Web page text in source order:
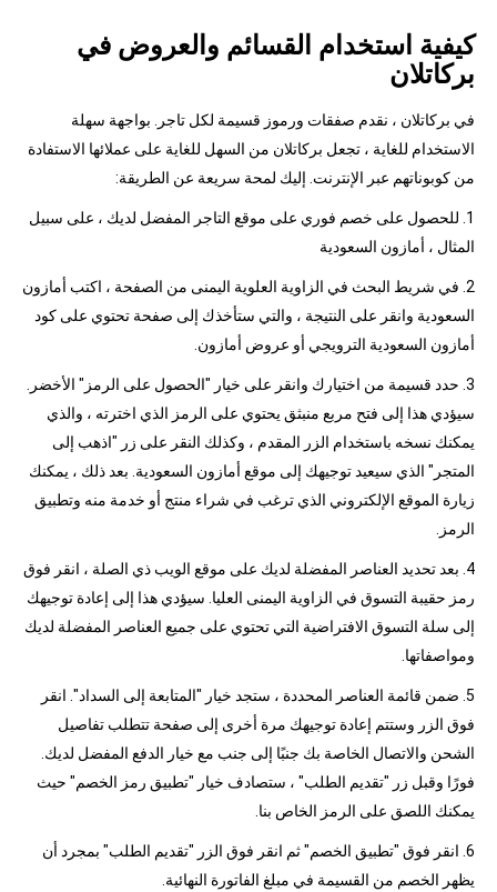
كيفية استخدام القسائم والعروض في
بركاتلان
في بركاتلان ، نقدم صفقات ورموز قسيمة لكل تاجر. بواجهة سهلة
الاستخدام للغاية ، تجعل بركاتلان من السهل للغاية على عملائها الاستفادة
من كوبوناتهم عبر الإنترنت. إليك لمحة سريعة عن الطريقة:
1. للحصول على خصم فوري على موقع التاجر المفضل لديك ، على سبيل
المثال ، أمازون السعودية
2. في شريط البحث في الزاوية العلوية اليمنى من الصفحة ، اكتب أمازون
السعودية وانقر على النتيجة ، والتي ستأخذك إلى صفحة تحتوي على كود
أمازون السعودية الترويجي أو عروض أمازون.
3. حدد قسيمة من اختيارك وانقر على خيار "الحصول على الرمز" الأخضر.
سيؤدي هذا إلى فتح مربع منبثق يحتوي على الرمز الذي اخترته ، والذي
يمكنك نسخه باستخدام الزر المقدم ، وكذلك النقر على زر "اذهب إلى
المتجر" الذي سيعيد توجيهك إلى موقع أمازون السعودية. بعد ذلك ، يمكنك
زيارة الموقع الإلكتروني الذي ترغب في شراء منتج أو خدمة منه وتطبيق
الرمز.
4. بعد تحديد العناصر المفضلة لديك على موقع الويب ذي الصلة ، انقر فوق
رمز حقيبة التسوق في الزاوية اليمنى العليا. سيؤدي هذا إلى إعادة توجيهك
إلى سلة التسوق الافتراضية التي تحتوي على جميع العناصر المفضلة لديك
ومواصفاتها.
5. ضمن قائمة العناصر المحددة ، ستجد خيار "المتابعة إلى السداد". انقر
فوق الزر وستتم إعادة توجيهك مرة أخرى إلى صفحة تتطلب تفاصيل
الشحن والاتصال الخاصة بك جنبًا إلى جنب مع خيار الدفع المفضل لديك.
فورًا وقبل زر "تقديم الطلب" ، ستصادف خيار "تطبيق رمز الخصم" حيث
يمكنك اللصق على الرمز الخاص بنا.
6. انقر فوق "تطبيق الخصم" ثم انقر فوق الزر "تقديم الطلب" بمجرد أن
يظهر الخصم من القسيمة في مبلغ الفاتورة النهائية.